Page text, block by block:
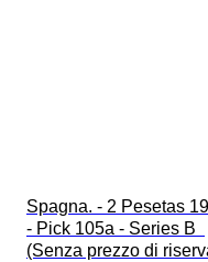
Spagna. - 2 Pesetas
- Pick 105a - Series B
(Senza prezzo di